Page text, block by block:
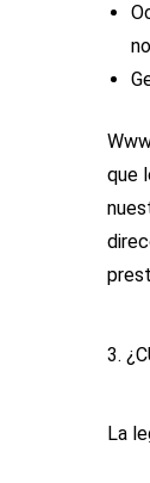
que
3.
La